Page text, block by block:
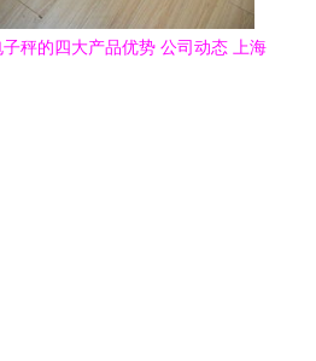
子秤的四大产品优势 公司动态 上海